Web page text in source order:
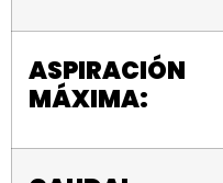
ASPIRACIÓN
MÁXIMA: